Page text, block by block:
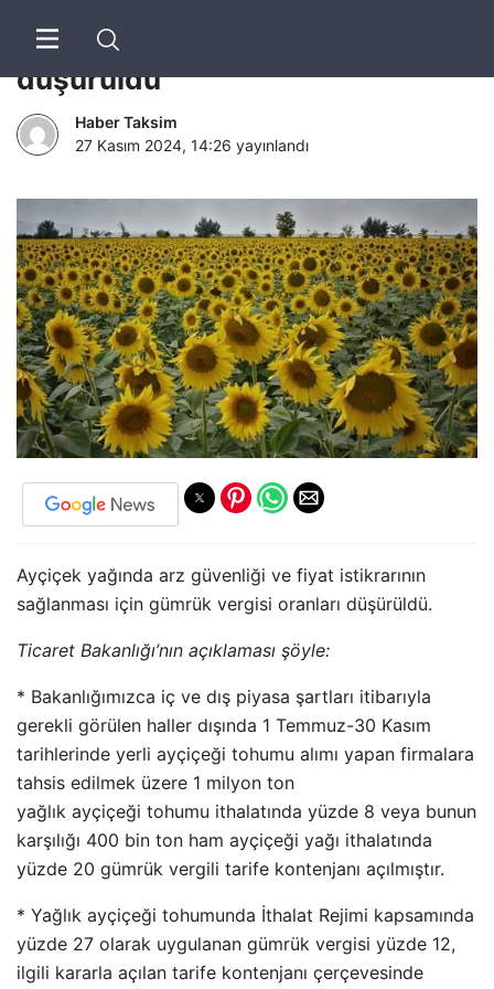
Ayçiçek yağında gümrük vergisi
düşürüldü
Haber Taksim
27 Kasım 2024, 14:26 yayınlandı
Ayçiçek yağında arz güvenliği ve fiyat istikrarının
sağlanması için gümrük vergisi oranları düşürüldü.
Ticaret Bakanlığı’nın açıklaması şöyle:
* Bakanlığımızca iç ve dış piyasa şartları itibarıyla
gerekli görülen haller dışında 1 Temmuz-30 Kasım
tarihlerinde yerli ayçiçeği tohumu alımı yapan firmalara
tahsis edilmek üzere 1 milyon ton
yağlık ayçiçeği tohumu ithalatında yüzde 8 veya bunun
karşılığı 400 bin ton ham ayçiçeği yağı ithalatında
yüzde 20 gümrük vergili tarife kontenjanı açılmıştır.
* Yağlık ayçiçeği tohumunda İthalat Rejimi kapsamında
yüzde 27 olarak uygulanan gümrük vergisi yüzde 12,
ilgili kararla açılan tarife kontenjanı çerçevesinde